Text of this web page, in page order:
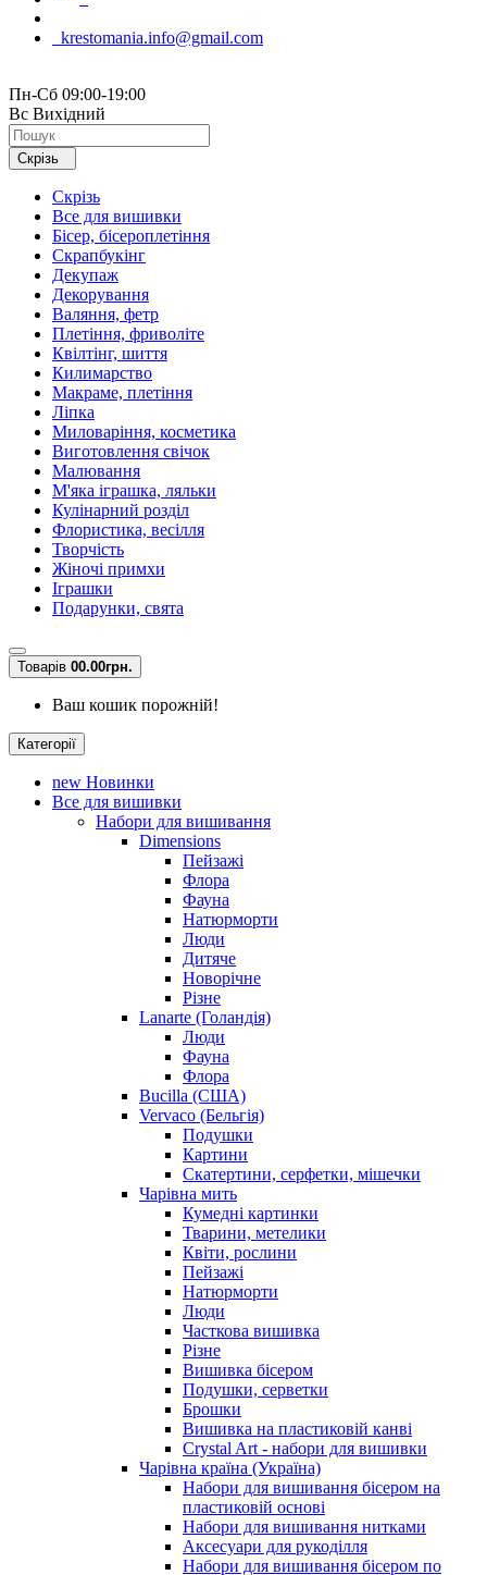
krestomania.info@gmail.com
Пн-Сб 09:00-19:00
Вс Вихідний
Скрізь
Скрізь
Все для вишивки
Бісер, бісероплетіння
Скрапбукінг
Декупаж
Декорування
Валяння, фетр
Плетіння, фриволіте
Квілтінг, шиття
Килимарство
Макраме, плетіння
Ліпка
Миловаріння, косметика
Виготовлення свічок
Малювання
М'яка іграшка, ляльки
Кулінарний розділ
Флористика, весілля
Творчість
Жіночі примхи
Іграшки
Подарунки, свята
Товарів 00.00грн.
Ваш кошик порожній!
Категорії
new Новинки
Все для вишивки
Набори для вишивання
Dimensions
Пейзажі
Флора
Фауна
Натюрморти
Люди
Дитяче
Новорічне
Різне
Lanarte (Голандія)
Люди
Фауна
Флора
Bucilla (США)
Vervaco (Бельгія)
Подушки
Картини
Скатертини, серфетки, мішечки
Чарiвна мить
Кумедні картинки
Тварини, метелики
Квіти, рослини
Пейзажі
Натюрморти
Люди
Часткова вишивка
Різне
Вишивка бісером
Подушки, серветки
Брошки
Вишивка на пластиковій канві
Crystal Art - набори для вишивки
Чарівна країна (Україна)
Набори для вишивання бісером на
пластиковій основі
Набори для вишивання нитками
Аксесуари для рукоділля
Набори для вишивання бісером по